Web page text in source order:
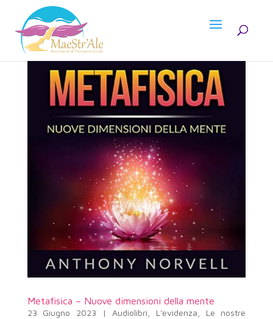
Metafisica – Nuove dimensioni della mente
23 Giugno 2023 | Audiolibri L'evidenza
Le nostre